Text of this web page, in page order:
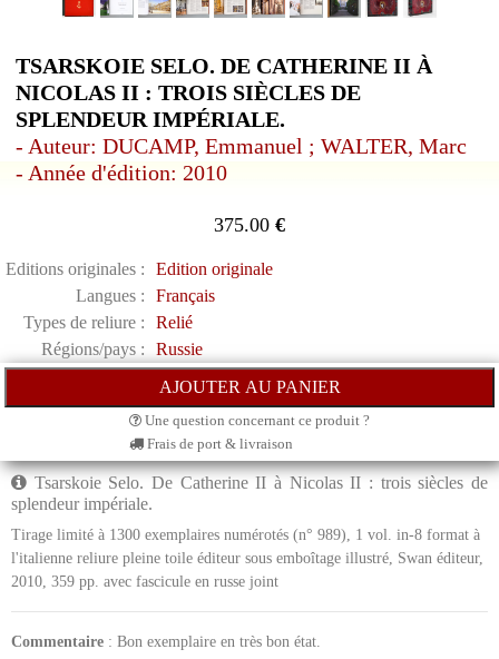
TSARSKOIE SELO. DE CATHERINE II À
NICOLAS II : TROIS SIÈCLES DE
SPLENDEUR IMPÉRIALE.
- Auteur: DUCAMP, Emmanuel ; WALTER, Marc
- Année d'édition: 2010
375.00 €
Editions originales :
Edition originale
Langues :
Français
Types de reliure :
Relié
Régions/pays :
Russie
Une question concernant ce produit ?
Frais de port & livraison
Tsarskoie Selo. De Catherine II à Nicolas II : trois siècles de
splendeur impériale.
Tirage limité à 1300 exemplaires numérotés (n° 989), 1 vol. in-8 format à
l'italienne reliure pleine toile éditeur sous emboîtage illustré, Swan éditeur,
2010, 359 pp. avec fascicule en russe joint
Commentaire : Bon exemplaire en très bon état.